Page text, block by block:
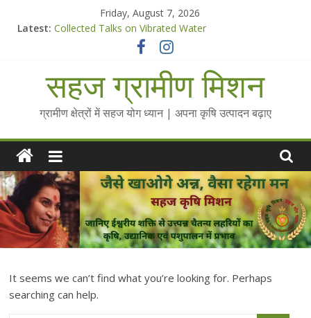
Friday, August 7, 2026
Latest: Collected Talks on Vibrated Water
सहज कृषि प्रचार-प्रसार किट
Standee Designs @ 2025 for Sahaj Krishi Promotions
Chalo Gaon Ki Or Abhiyaan - 2025-26
सहज ग्रामीण मिशन
ग्रामीण क्षेत्रों में सहज योग ध्यान | अपना कृषि उत्पादन बढ़ाए
It seems we can’t find what you’re looking for. Perhaps
searching can help.